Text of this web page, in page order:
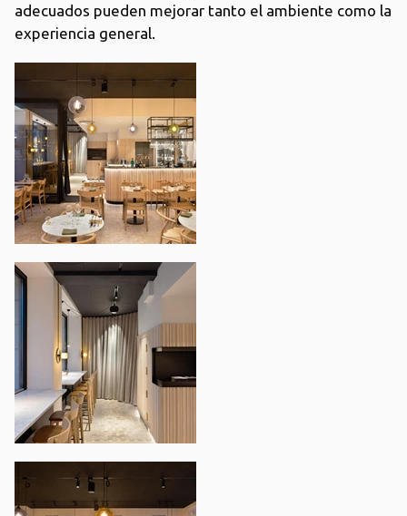
adecuados pueden mejorar tanto el ambiente como la
experiencia general.